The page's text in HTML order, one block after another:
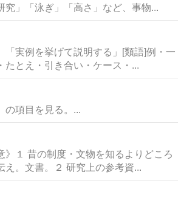
究」「泳ぎ」「高さ」など、事物...
「実例を挙げて説明する」[類語]例・一
たとえ・引き合い・ケース・...
の項目を見る。...
》１ 昔の制度・文物を知るよりどころ
え。文書。２ 研究上の参考資...